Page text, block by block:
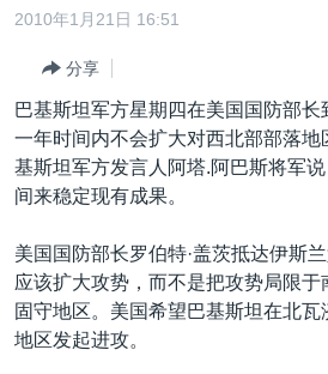
转
容
转
到
航
跳
转
到
港澳
国际
最新国际新闻
印太
中东
欧洲
非洲
分类新闻
经济·金融·贸易
人权·法律·宗教
科教·文娱·体健
军事
美中关系
热点专题
白宫要闻
国会报道
VOA视频
VOA今日焦点
2010年1月21日 16:51
分享
巴基斯坦军方星期四在美国国防部长
一年时间内不会扩大对西北部部落地
基斯坦军方发言人阿塔.阿巴斯将军
间来稳定现有成果。
美国国防部长罗伯特·盖茨抵达伊斯
应该扩大攻势，而不是把攻势局限
固守地区。美国希望巴基斯坦在北
地区发起进攻。